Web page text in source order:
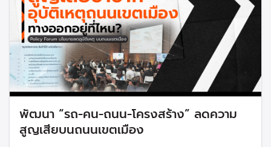
พัฒนา “รถ-คน-ถนน-โครงสร้าง” ลดความ
สูญเสียบนถนนเขตเมือง